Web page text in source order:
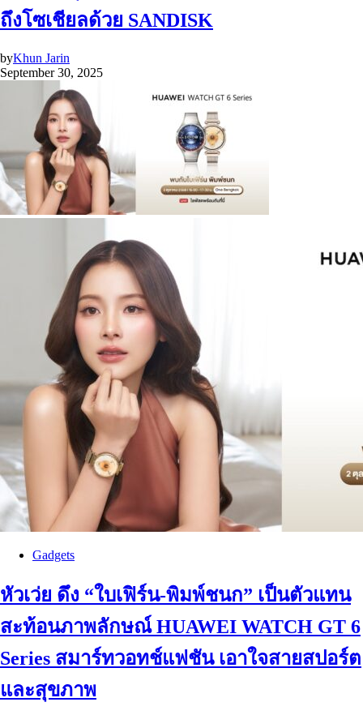
ถึงโซเชียลด้วย SANDISK
byKhun Jarin
September 30, 2025
Gadgets
หัวเว่ย ดึง “ใบเฟิร์น-พิมพ์ชนก” เป็นตัวแทน
สะท้อนภาพลักษณ์ HUAWEI WATCH GT 6
Series สมาร์ทวอทช์แฟชัน เอาใจสายสปอร์ต
และสุขภาพ